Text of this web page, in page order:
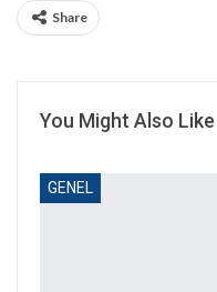
Share
You Might Also Like
GENEL